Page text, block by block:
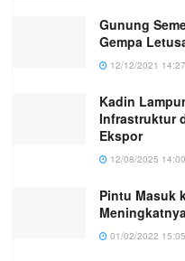
Gunung
Gempa
12/12/2021 14:27
Kadin
Infrastruktur
Ekspor
12/08/2025 14:00
Pintu Masuk
01/02/2022 15:05